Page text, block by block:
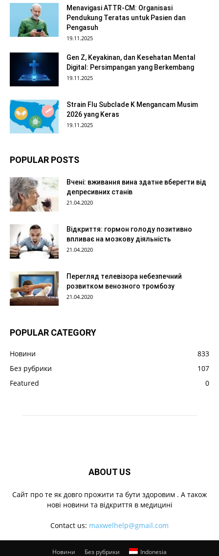
Menavigasi ATTR-CM: Organisasi
Pendukung Teratas untuk Pasien dan
Pengasuh
19.11.2025
Gen Z, Keyakinan, dan Kesehatan Mental
Digital: Persimpangan yang Berkembang
19.11.2025
Strain Flu Subclade K Mengancam Musim
2026 yang Keras
19.11.2025
POPULAR POSTS
Вчені: вживання вина здатне вберегти від
депресивних станів
21.04.2020
Відкриття: гормон голоду позитивно
впливає на мозкову діяльність
21.04.2020
Перегляд телевізора небезпечний
розвитком венозного тромбозу
21.04.2020
POPULAR CATEGORY
Новини
833
Без рубрики
107
Featured
0
ABOUT US
Cайт про те як довго прожити та бути здоровим . А також
нові новини та відкриття в медицині
Contact us: maxwelhelp@gmail.com
Новини Без рубрики Indonesia